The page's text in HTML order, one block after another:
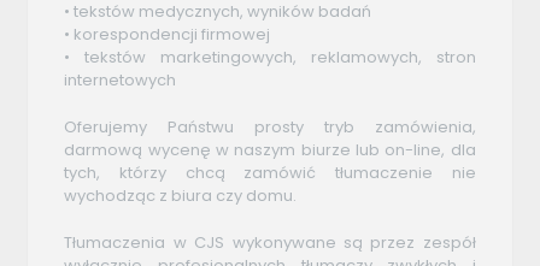
• tekstów medycznych, wyników badań
• korespondencji firmowej
• tekstów marketingowych, reklamowych, stron
internetowych
Oferujemy Państwu prosty tryb zamówienia,
darmową wycenę w naszym biurze lub on-line, dla
tych, którzy chcą zamówić tłumaczenie nie
wychodząc z biura czy domu.
Tłumaczenia w CJS wykonywane są przez zespół